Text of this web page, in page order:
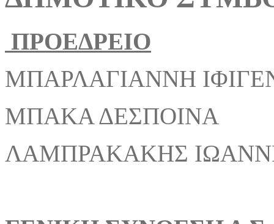
ΠΡΟΕΔΡΕΙΟ
ΜΠΑΡΛΑΓΙΑΝΝΗ
ΜΠΑΚΑ
ΛΑΜΠΡΑΚΑΚΗΣ